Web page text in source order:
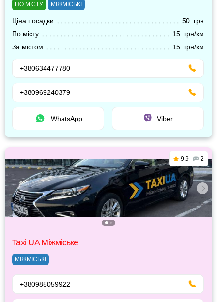
ПО МІСТУ МІЖМІСЬКІ
Ціна посадки
50 грн
По місту
15 грн/км
За містом
15 грн/км
+380634477780
+380969240379
WhatsApp Viber
9.9 2
Taxi UA Міжміське
МІЖМІСЬКІ
+380985059922